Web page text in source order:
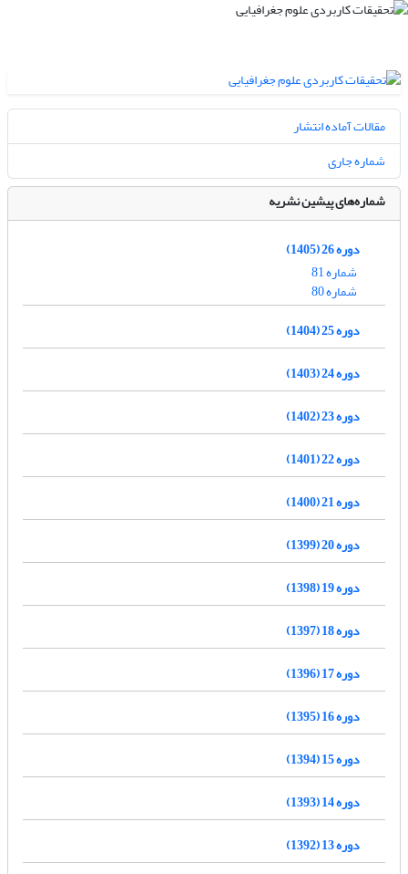
مقالات آماده انتشار
شماره جاری
شماره‌های پیشین نشریه
دوره 26 (1405)
شماره 81
شماره 80
دوره 25 (1404)
دوره 24 (1403)
دوره 23 (1402)
دوره 22 (1401)
دوره 21 (1400)
دوره 20 (1399)
دوره 19 (1398)
دوره 18 (1397)
دوره 17 (1396)
دوره 16 (1395)
دوره 15 (1394)
دوره 14 (1393)
دوره 13 (1392)